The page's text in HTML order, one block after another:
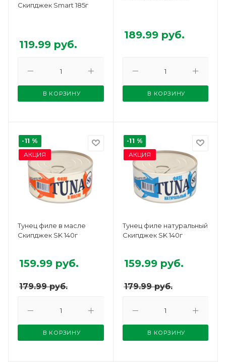
Скипджек Smart 185г
119.99 руб.
В КОРЗИНУ
189.99руб.
В КОРЗИНУ
-11 %
АКЦИЯ
Тунец филе в масле
Скипджек SK 140г
179.99руб.
159.99 руб.
В КОРЗИНУ
-11 %
АКЦИЯ
Тунец филе натуральный
Скипджек SK 140г
179.99руб.
159.99руб.
В КОРЗИНУ